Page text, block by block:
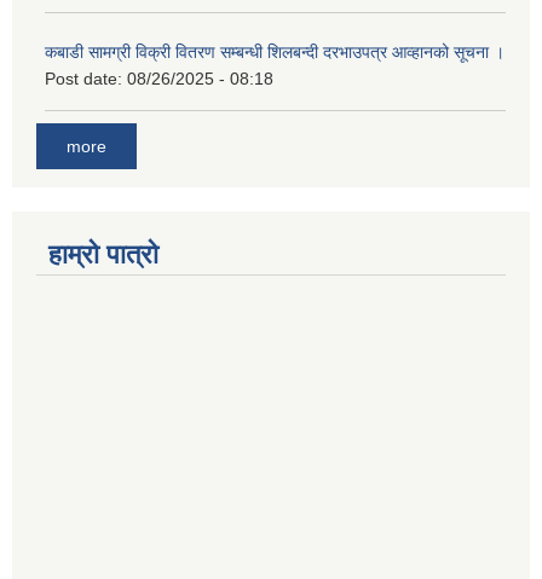
कबाडी सामग्री विक्री वितरण सम्बन्धी शिलबन्दी दरभाउपत्र आव्हानको सूचना ।
Post date: 08/26/2025 - 08:18
more
हाम्रो पात्रो